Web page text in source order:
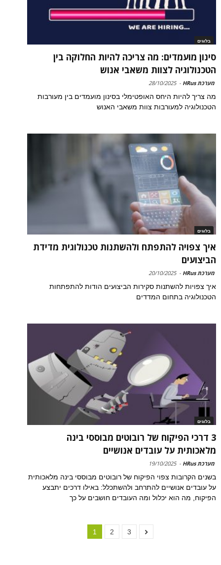
בלוגים
סינון מועמדים: מה צריכה להיות החלוקה בין
הטכנולוגיה לצוות משאבי אנוש
מערכת HRus -
28/10/2025
מה צריך להיות היחס האופטימלי בסינון מועמדים בין מעורבות
הטכנולוגיה למעורבות צוות משאבי האנוש
בלוגים
איך צפויה להתפתח ולהשתנות טכנולוגית מדידת
הביצועים
מערכת HRus -
20/10/2025
איך צפויות להשתנות סקירות הביצועים הודות להתפתחות
הטכנולוגיה בתחום המדדים
בלוגים
3 דרכי הפיקוח של רובוטים מבוססי בינה
מלאכותית על עובדים אנושיים
מערכת HRus -
19/10/2025
בשנים הקרובות צפוי הפיקוח של רובוטים מבוססי בינה מלאכותית
על עובדים אנושיים להתרחב ולהשתכלל: באילו דרכים יתבצע
הפיקוח, מה הוא יכלול ומה העובדים חושבים על כך
1 2 3